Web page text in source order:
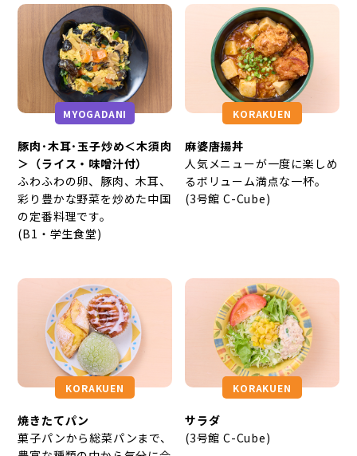
MYOGADANI
豚肉･木耳･玉子炒め＜木須肉
＞（ライス・味噌汁付）
ふわふわの卵、豚肉、木耳、
彩り豊かな野菜を炒めた中国
の定番料理です。
(B1・学生食堂)
KORAKUEN
麻婆唐揚丼
人気メニューが一度に楽しめ
るボリューム満点な一杯。
(3号館 C-Cube)
KORAKUEN
焼きたてパン
菓子パンから総菜パンまで、
KORAKUEN
サラダ
(3号館 C-Cube)